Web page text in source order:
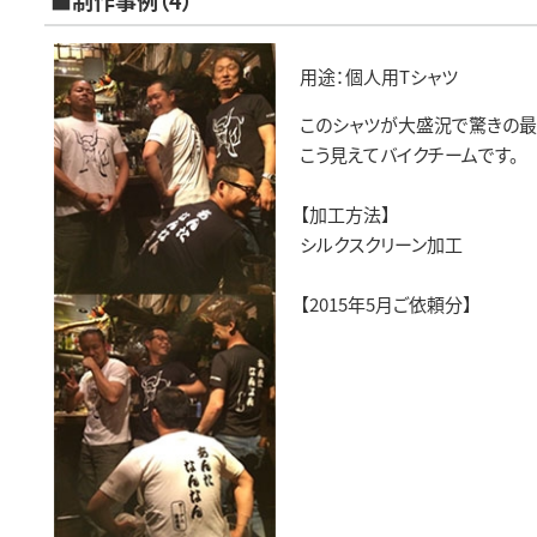
用途：個人用Tシャツ
このシャツが大盛況で驚きの最
こう見えてバイクチームです。
【加工方法】
シルクスクリーン加工
【2015年5月ご依頼分】